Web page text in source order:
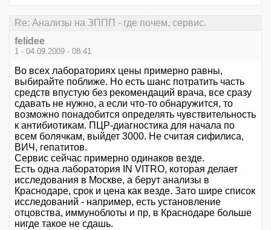
Re: Анализы на ЗППП - где почем, сервис.
felidee
1 - 04.09.2009 - 08:41
Во всех лабораториях цены примерно равны,
выбирайте поближе. Но есть шанс потратить часть
средств впустую без рекомендаций врача, все сразу
сдавать не нужно, а если что-то обнаружится, то
возможно понадобится определять чувствительность
к антибиотикам. ПЦР-диагностика для начала по
всем болячкам, выйдет 3000. Не считая сифилиса,
ВИЧ, гепатитов.
Сервис сейчас примерно одинаков везде.
Есть одна лаборатория IN VITRO, которая делает
исследования в Москве, а берут анализы в
Краснодаре, срок и цена как везде. Зато шире список
исследований - например, есть установление
отцовства, иммуноблоты и пр, в Краснодаре больше
нигде такое не сдашь.